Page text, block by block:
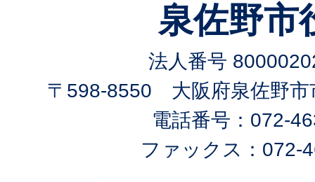
泉佐野市
法人番号
〒598-8550 大阪府泉佐野市
電話番号：072-
ファックス：072-